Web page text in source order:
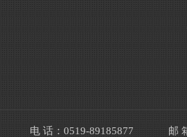
电 话：0519-89185877
邮